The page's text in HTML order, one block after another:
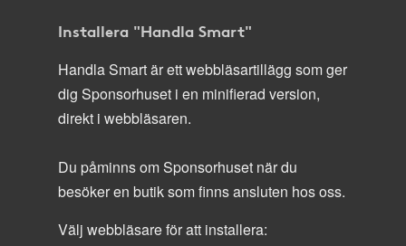
Installera "Handla Smart"
Handla Smart är ett webbläsartillägg som ger
dig Sponsorhuset i en minifierad version,
direkt i webbläsaren.
Du påminns om Sponsorhuset när du
besöker en butik som finns ansluten hos oss.
Välj webbläsare för att installera: